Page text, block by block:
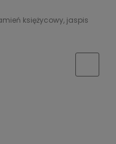
księżycowy, jaspis